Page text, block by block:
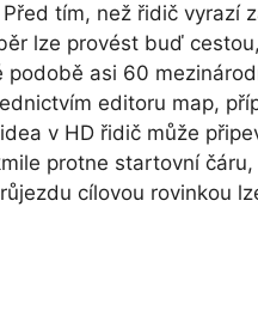
tím, než řidič vyrazí
lze provést buď
asi 60
editoru map,
v HD řidič může
protne startovní
cílovou rovinkou